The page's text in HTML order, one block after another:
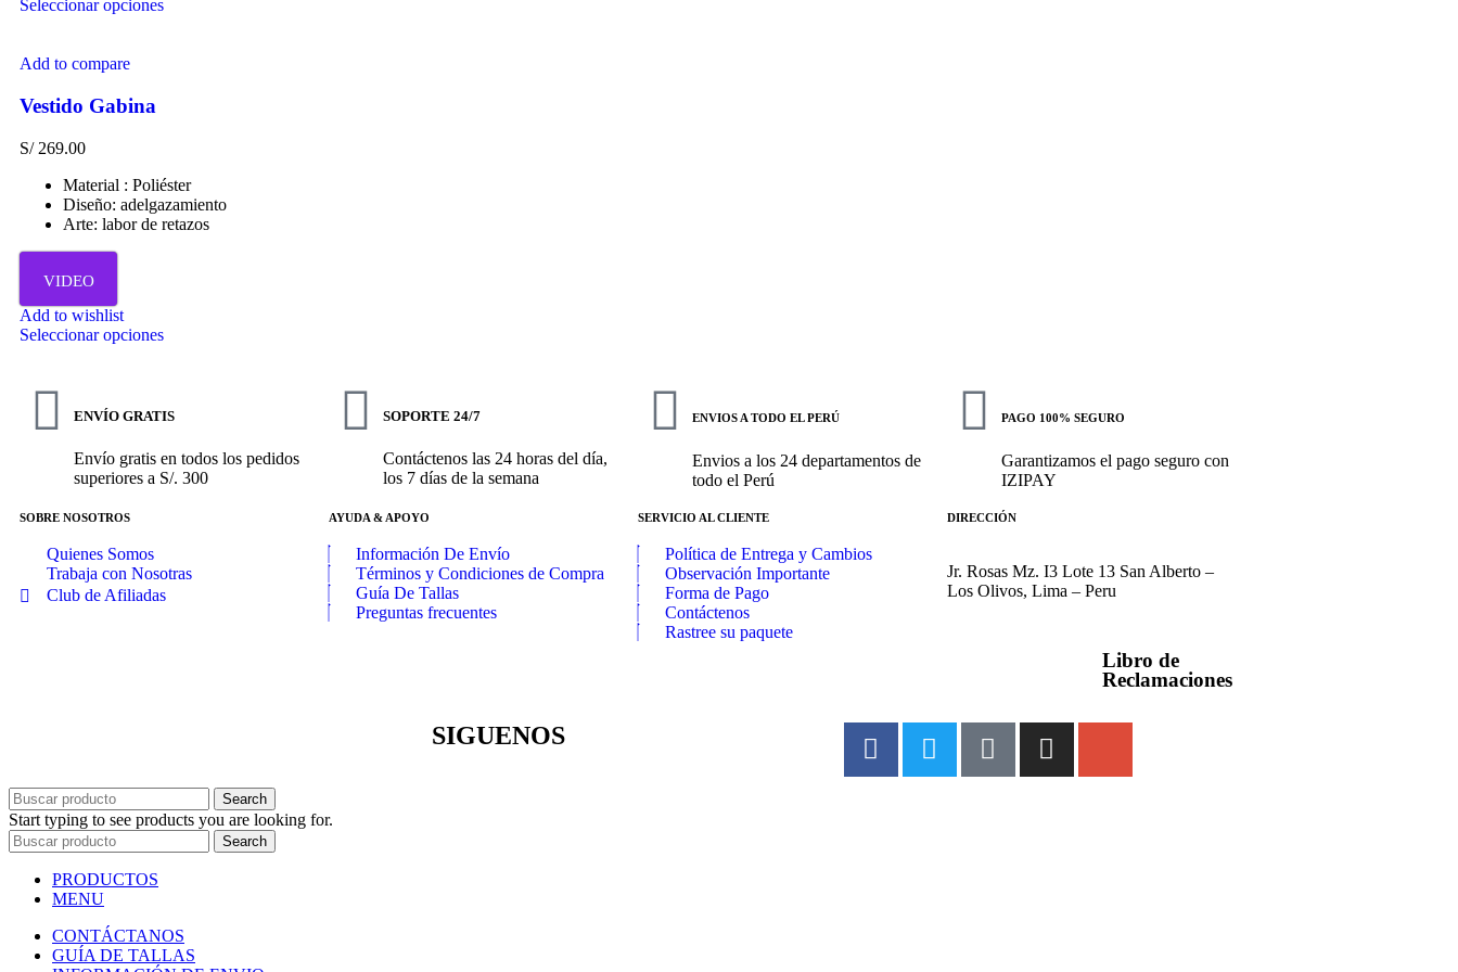
Seleccionar opciones
Add to compare
Vestido Gabina
S/269.00
Material : Poliéster
Diseño: adelgazamiento
Arte: labor de retazos
VIDEO
Add to wishlist
Seleccionar opciones
ENVÍO GRATIS
Envío gratis en todos los pedidos
superiores a S/. 300
SOPORTE 24/7
Contáctenos las 24 horas del día,
los 7 días de la semana
ENVIOS A TODO EL PERÚ
Envios a los 24 departamentos de
todo el Perú
PAGO 100% SEGURO
Garantizamos el pago seguro con
IZIPAY
SOBRE NOSOTROS
Quienes Somos
Trabaja con Nosotras
Club de Afiliadas
AYUDA & APOYO
Información De Envío
Términos y Condiciones de Compra
Guía De Tallas
Preguntas frecuentes
SERVICIO AL CLIENTE
Política de Entrega y Cambios
Observación Importante
Forma de Pago
Contáctenos
Rastree su paquete
DIRECCIÓN
Jr. Rosas Mz. I3 Lote 13 San Alberto –
Los Olivos, Lima – Peru
Libro de
Reclamaciones
SIGUENOS
Search
Start typing to see products you are looking for.
Search
PRODUCTOS
MENU
CONTÁCTANOS
GUÍA DE TALLAS